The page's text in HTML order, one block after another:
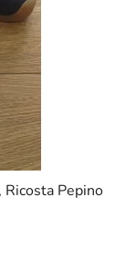
Pepino